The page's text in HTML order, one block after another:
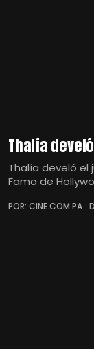
Thalía
Thalía develó el
Fama de
POR: CINE.COM.PA